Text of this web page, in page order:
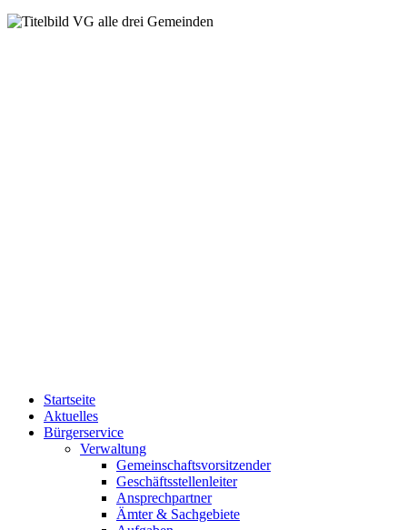
Startseite
Aktuelles
Bürgerservice
Verwaltung
Gemeinschaftsvorsitzender
Geschäftsstellenleiter
Ansprechpartner
Ämter & Sachgebiete